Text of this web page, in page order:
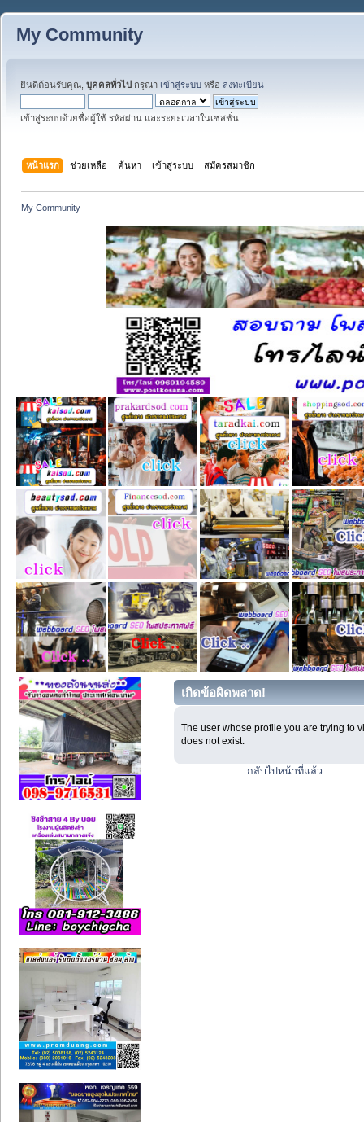
My Community
ยินดีต้อนรับคุณ, บุคคลทั่วไป กรุณา เข้าสู่ระบบ หรือ ลงทะเบียน
เข้าสู่ระบบด้วยชื่อผู้ใช้ รหัสผ่าน และระยะเวลาในเซสชั่น
หน้าแรก ช่วยเหลือ ค้นหา เข้าสู่ระบบ สมัครสมาชิก
My Community
เกิดข้อผิดพลาด!
The user whose profile you are trying to
does not exist.
กลับไปหน้าที่แล้ว